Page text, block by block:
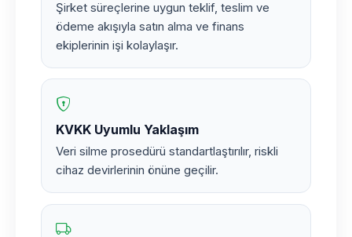
Şirket süreçlerine uygun teklif, teslim ve
ödeme akışıyla satın alma ve finans
ekiplerinin işi kolaylaşır.
KVKK Uyumlu Yaklaşım
Veri silme prosedürü standartlaştırılır, riskli
cihaz devirlerinin önüne geçilir.